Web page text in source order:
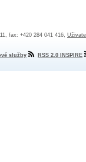
fax: +420 284 041 416,
služby RSS 2.0 INSPIRE